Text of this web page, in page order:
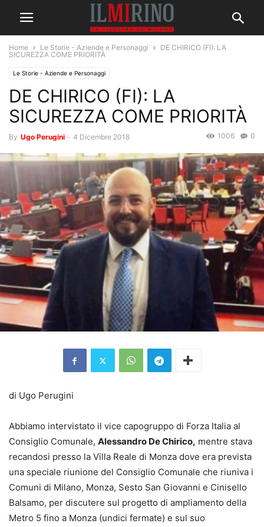
Home Le Storie - Aziende e Personaggi
DE CHIRICO (FI): LA
SICUREZZA COME PRIORITÀ
Le Storie - Aziende e Personaggi
DE CHIRICO (FI): LA
SICUREZZA COME PRIORITÀ
By Ugo Perugini - 4 Dicembre 2018 0
1006
di Ugo Perugini
Abbiamo intervistato il vice capogruppo di Forza Italia al
Consiglio Comunale, Alessandro De Chirico, mentre stava
recandosi presso la Villa Reale di Monza dove era prevista
una speciale riunione del Consiglio Comunale che riuniva i
Comuni di Milano, Monza, Sesto San Giovanni e Cinisello
Balsamo, per discutere sul progetto di ampliamento della
Metro 5 fino a Monza (undici fermate) e sul suo